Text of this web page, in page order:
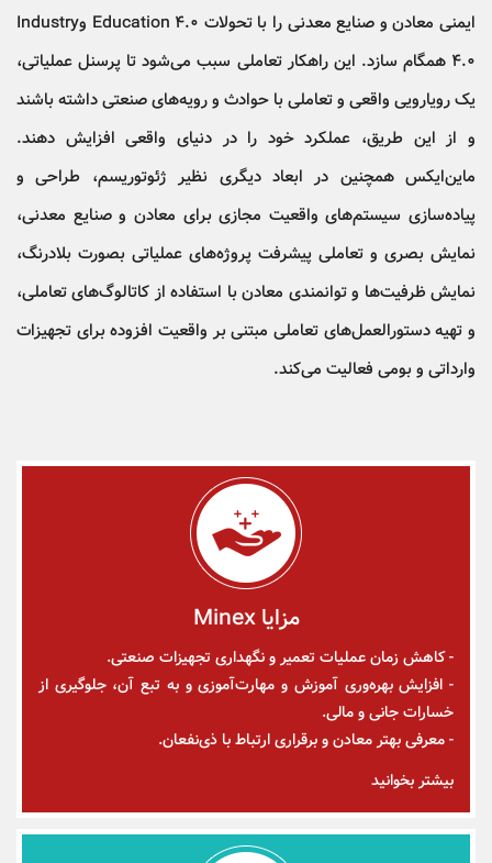
ایمنی معادن و صنایع معدنی را با تحولات Education 4.0 وIndustry
4.0 همگام سازد. این راهکار تعاملی سبب می‌شود تا پرسنل عملیاتی،
یک رویارویی واقعی و تعاملی با حوادث و رویه‌های صنعتی داشته باشند
و از این طریق، عملکرد خود را در دنیای واقعی افزایش دهند.
ماین‌ایکس همچنین در ابعاد دیگری نظیر ژئوتوریسم، طراحی و
پیاده‌سازی سیستم‌های واقعیت مجازی برای معادن و صنایع معدنی،
نمایش بصری و تعاملی پیشرفت پروژه‌های عملیاتی بصورت بلادرنگ،
نمایش ظرفیت‌ها و توانمندی‌ معادن با استفاده از کاتالوگ‌های تعاملی،
و تهیه دستورالعمل‌های تعاملی مبتنی بر واقعیت افزوده برای تجهیزات
وارداتی و بومی فعالیت می‌کند.
- کاهش زمان عملیات تعمیر و نگهداری تجهیزات صنعتی.
- افزایش بهره‌وری آموزش و مهارت‌آموزی و به تبع آن، جلوگیری از
خسارات جانی و مالی.
- معرفی بهتر معادن و برقراری ارتباط با ذی‌نفعان.
بیشتر بخوانید
مزایا Minex